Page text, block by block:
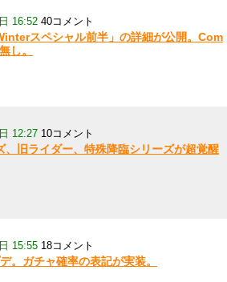
16:52 40コメント
スペシャル前半」の詳細が公開。Com
し。
12:27 10コメント
、旧ライダー、特殊降臨シリーズが超覚醒
15:55 18コメント
。ガチャ確率の表記が実装。